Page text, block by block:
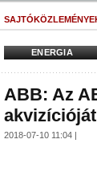
ENERGIA
ABB: Az
akvizícióját
2018-07-10 11:04 |